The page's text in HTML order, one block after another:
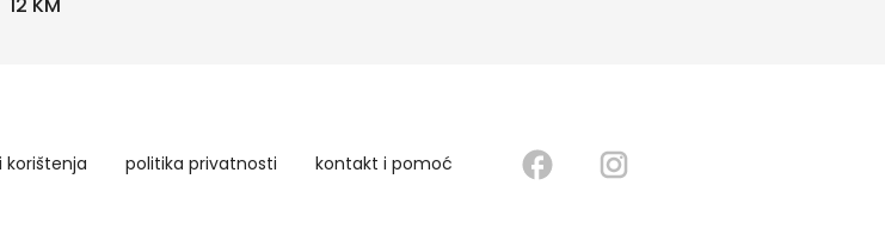
korištenja politika privatnosti kontakt i pomoć